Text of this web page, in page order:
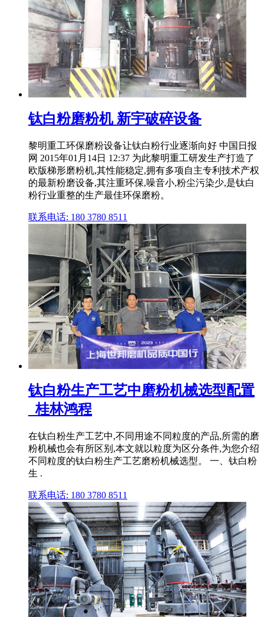
钛白粉磨粉机 新宇破碎设备
黎明重工环保磨粉设备让钛白粉行业逐渐向好 中国日报
网 2015年01月14日 12:37 为此黎明重工研发生产打造了
欧版梯形磨粉机,其性能稳定,拥有多项自主专利技术产权
的最新粉磨设备,其注重环保,噪音小,粉尘污染少,是钛白
粉行业重整的生产最佳环保磨粉。
联系电话: 180 3780 8511
钛白粉生产工艺中磨粉机械选型配置
_桂林鸿程
在钛白粉生产工艺中,不同用途不同粒度的产品,所需的磨
粉机械也会有所区别,本文就以粒度为区分条件,为您介绍
不同粒度的钛白粉生产工艺磨粉机械选型。 一、钛白粉
生 .
联系电话: 180 3780 8511